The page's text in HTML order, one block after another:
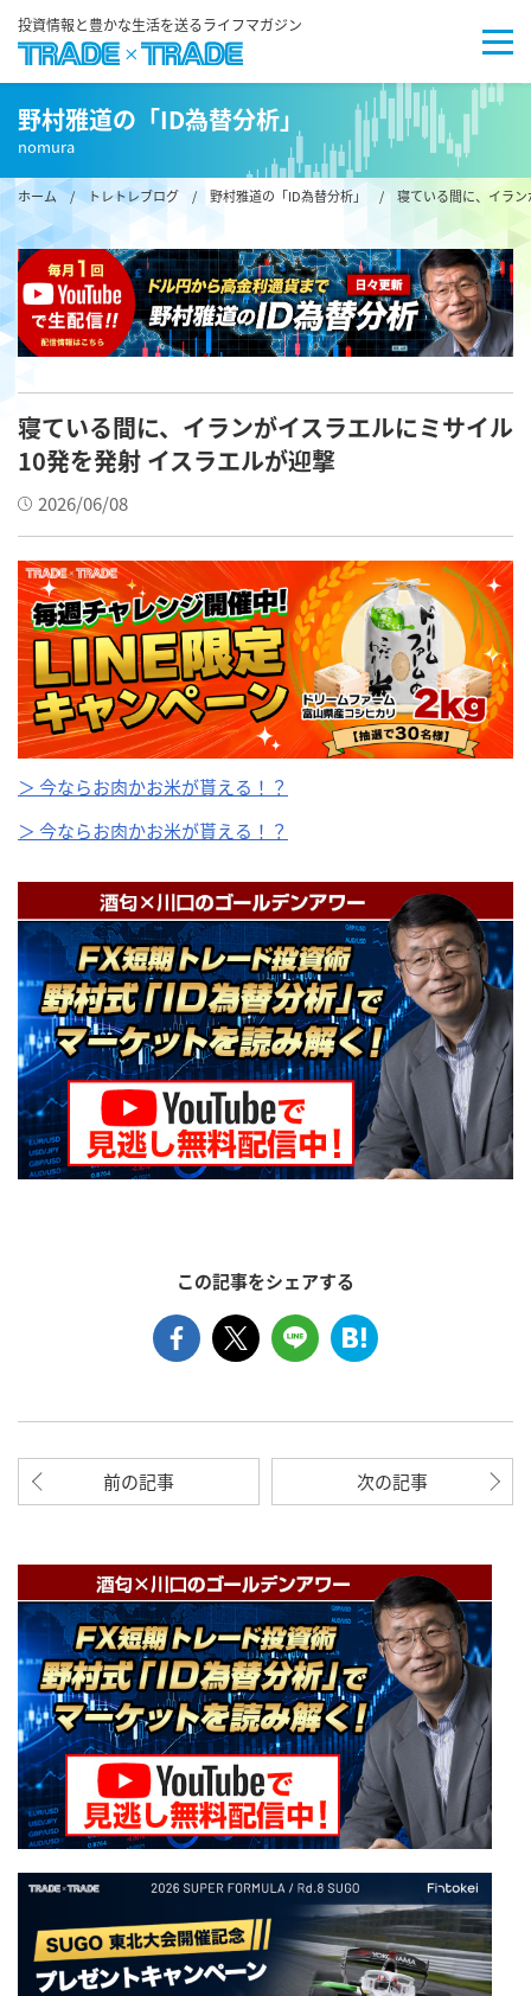
投資情報と豊かな生活を送るライフマガジン
野村雅道の「ID為替分析」
nomura
ホーム/ トレトレブログ / 野村雅道の「ID為替分析」 / 寝ている間に、イラン
寝ている間に、イランがイスラエルにミサイル
10発を発射 イスラエルが迎撃
2026/06/08
＞ 今ならお肉かお米が貰える！？
＞ 今ならお肉かお米が貰える！？
この記事をシェアする
前の記事 次の記事